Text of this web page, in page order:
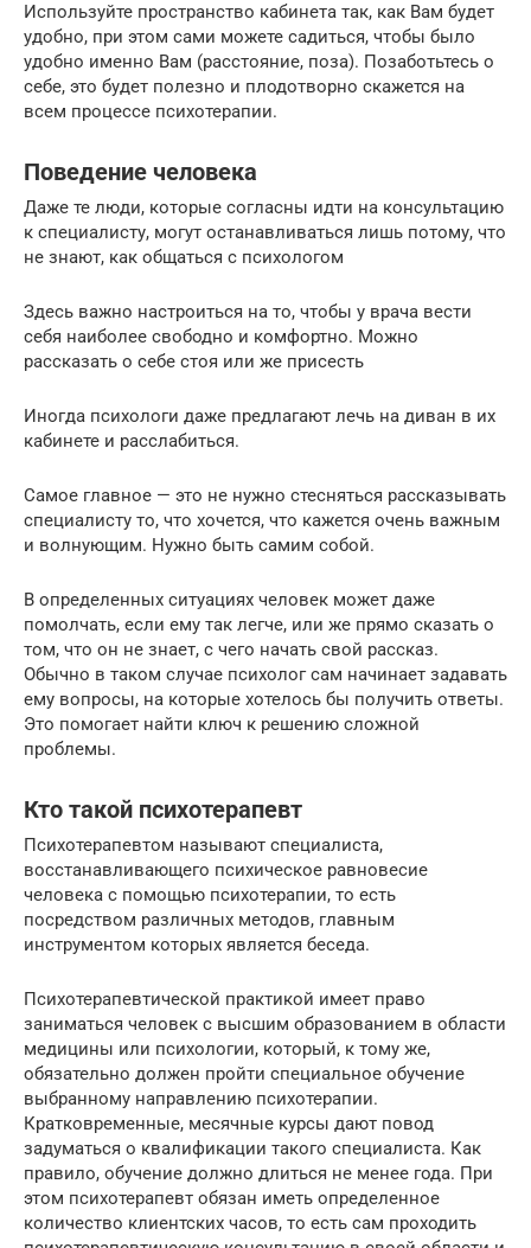
Используйте пространство кабинета так, как Вам будет
удобно, при этом сами можете садиться, чтобы было
удобно именно Вам (расстояние, поза). Позаботьтесь о
себе, это будет полезно и плодотворно скажется на
всем процессе психотерапии.
Поведение человека
Даже те люди, которые согласны идти на консультацию
к специалисту, могут останавливаться лишь потому, что
не знают, как общаться с психологом
Здесь важно настроиться на то, чтобы у врача вести
себя наиболее свободно и комфортно. Можно
рассказать о себе стоя или же присесть
Иногда психологи даже предлагают лечь на диван в их
кабинете и расслабиться.
Самое главное — это не нужно стесняться рассказывать
специалисту то, что хочется, что кажется очень важным
и волнующим. Нужно быть самим собой.
В определенных ситуациях человек может даже
помолчать, если ему так легче, или же прямо сказать о
том, что он не знает, с чего начать свой рассказ.
Обычно в таком случае психолог сам начинает задавать
ему вопросы, на которые хотелось бы получить ответы.
Это помогает найти ключ к решению сложной
проблемы.
Кто такой психотерапевт
Психотерапевтом называют специалиста,
восстанавливающего психическое равновесие
человека с помощью психотерапии, то есть
посредством различных методов, главным
инструментом которых является беседа.
Психотерапевтической практикой имеет право
заниматься человек с высшим образованием в области
медицины или психологии, который, к тому же,
обязательно должен пройти специальное обучение
выбранному направлению психотерапии.
Кратковременные, месячные курсы дают повод
задуматься о квалификации такого специалиста. Как
правило, обучение должно длиться не менее года. При
этом психотерапевт обязан иметь определенное
количество клиентских часов, то есть сам проходить